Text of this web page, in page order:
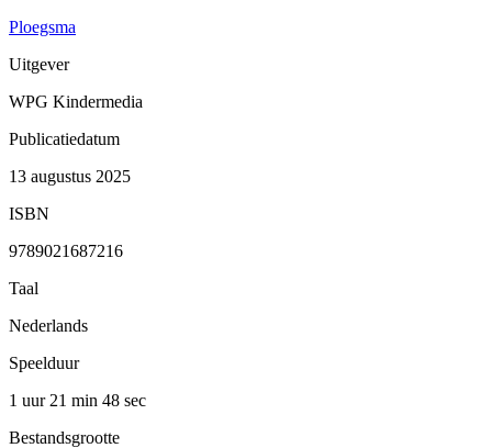
Ploegsma
Uitgever
WPG Kindermedia
Publicatiedatum
13 augustus 2025
ISBN
9789021687216
Taal
Nederlands
Speelduur
1 uur 21 min 48 sec
Bestandsgrootte